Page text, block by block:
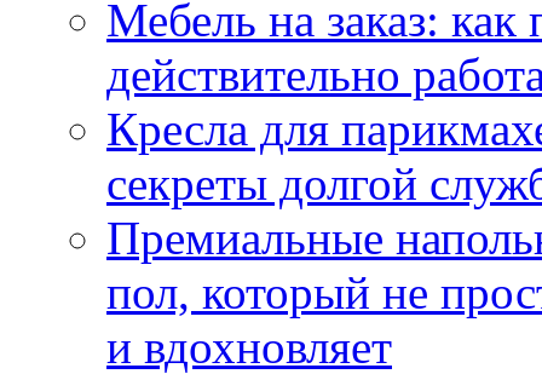
Мебель на заказ:
действительно
Кресла для
секреты долгой
Премиальные
пол, который не
и вдохновляет